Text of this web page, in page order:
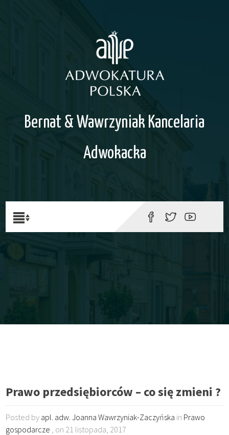
Bernat & Wawrzyniak Kancelaria
Adwokacka
Prawo przedsiębiorców – co się zmieni ?
Posted by apl. adw. Joanna Wawrzyniak-Zaczyńska in Prawo
gospodarcze , on 21 listopada, 2017